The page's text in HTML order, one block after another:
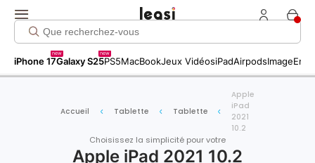
iPhone 17
new
Galaxy S25
new
PS5MacBookJeux VidéosiPadAirpodsImage
Accueil Tablette Tablette
Apple
iPad
2021
10.2
Choisissez la simplicité pour votre
Apple iPad 2021 10.2